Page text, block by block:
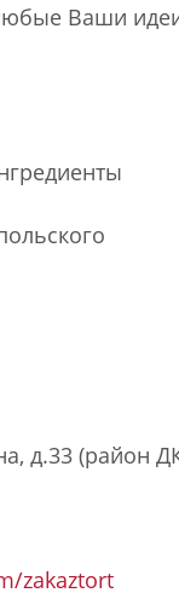
Ваши
д.33 (район
zakaztort